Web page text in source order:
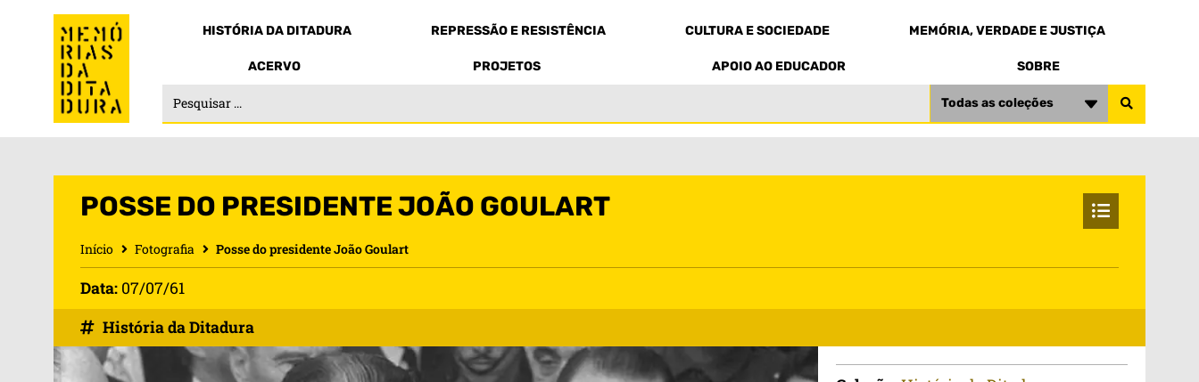
HISTÓRIA DA DITADURA REPRESSÃO E RESISTÊNCIA CULTURA E SOCIEDADE MEMÓRIA, VERDADE E JUSTIÇA
ACERVO PROJETOS APOIO AO EDUCADOR SOBRE
Todas as coleções
POSSE DO PRESIDENTE JOÃO GOULART
Início Fotografia Posse do presidente João Goulart
Data: 07/07/61
História da Ditadura